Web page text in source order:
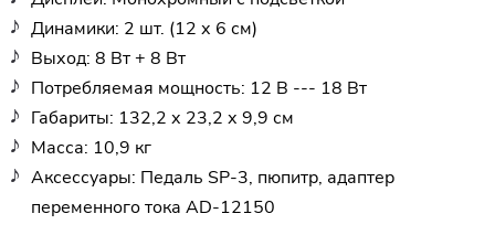
Динамики: 2 шт. (12 х 6 см)
Выход: 8 Вт + 8 Вт
Потребляемая мощность: 12 В --- 18 Вт
Габариты: 132,2 х 23,2 х 9,9 см
Масса: 10,9 кг
Аксессуары: Педаль SP-3, пюпитр, адаптер
переменного тока AD-12150